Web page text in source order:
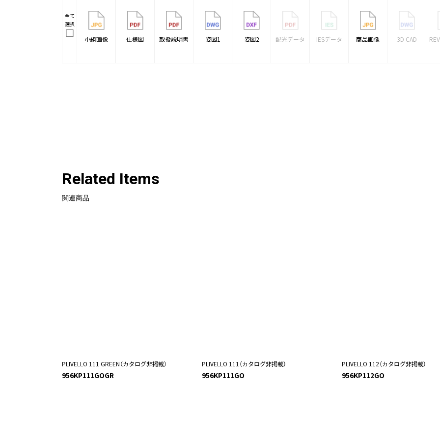
全て
選択
小組画像 仕様図 取扱説明書 姿図1 姿図2 配光データ IESデータ 商品画像 3D CAD
Related Items
関連商品
PLIVELLO 111 GREEN（カタログ非掲載）
956KP111GOGR
PLIVELLO 111（カタログ非掲載）
956KP111GO
PLIVELLO 112（カタログ非掲載）
956KP112GO